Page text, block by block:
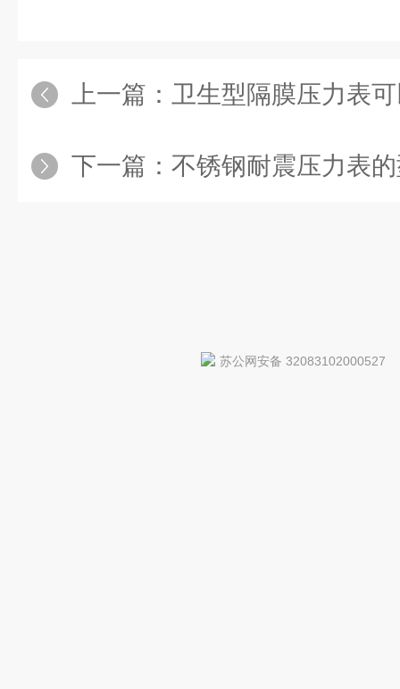
上一篇： 卫生型隔膜压力表
下一篇： 不锈钢耐震压力表
苏公网安备 32083102000527